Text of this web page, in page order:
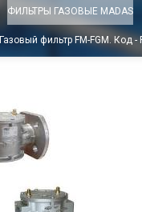
ФИЛЬТРЫ ГАЗОВЫЕ MADAS
Газовый фильтр FM-FGM. Код -